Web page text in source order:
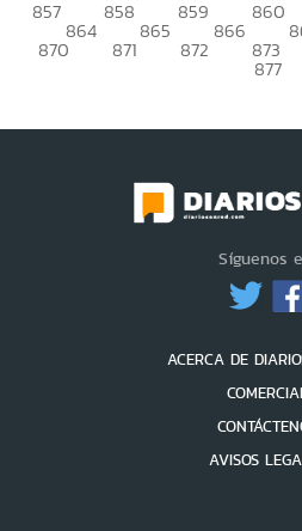
857 858 859 860
864 865 866
870 871 872 873
877
Síguenos
ACERCA DE
AVISOS